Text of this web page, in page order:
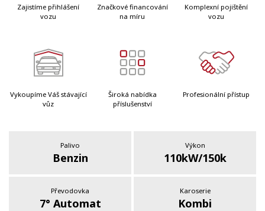
Zajistíme přihlášení
vozu
Značkové financování
na míru
Komplexní pojištění
vozu
Vykoupíme Váš stávající
vůz
Široká nabídka
příslušenství
Profesionální přístup
Palivo
Benzin
Výkon
110kW/150k
Převodovka
7° Automat
Karoserie
Kombi